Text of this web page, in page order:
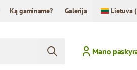
Ką gaminame? Galerija Lietuva
Mano